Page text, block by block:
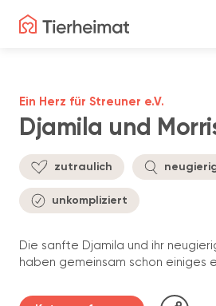
Djamila und
Ein Herz für Streuner e.V.
zutraulich
unkompliziert
Die sanfte Djamila und ihr
haben gemeinsam schon einiges